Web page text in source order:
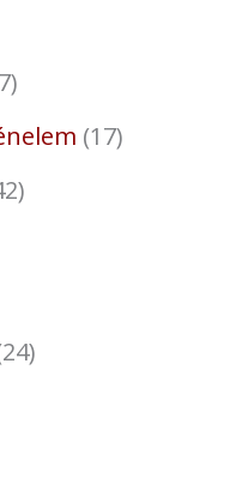
17
24